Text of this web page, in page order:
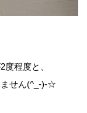
程度と、
ません(^_-)-☆